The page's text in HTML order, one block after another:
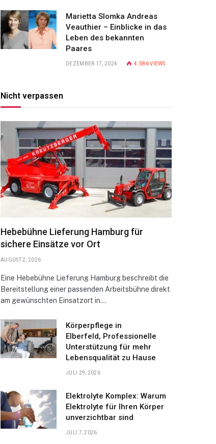
Marietta Slomka Andreas
Veauthier – Einblicke in das
Leben des bekannten
Paares
DEZEMBER 17, 2024 4.586VIEWS
Nicht verpassen
Hebebühne Lieferung Hamburg für
sichere Einsätze vor Ort
AUGUST 2, 2026
Eine Hebebühne Lieferung Hamburg beschreibt die
Bereitstellung einer passenden Arbeitsbühne direkt
am gewünschten Einsatzort in…
Körperpflege in
Elberfeld, Professionelle
Unterstützung für mehr
Lebensqualität zu Hause
JULI 29, 2026
Elektrolyte Komplex: Warum
Elektrolyte für Ihren Körper
unverzichtbar sind
JULI 7, 2026